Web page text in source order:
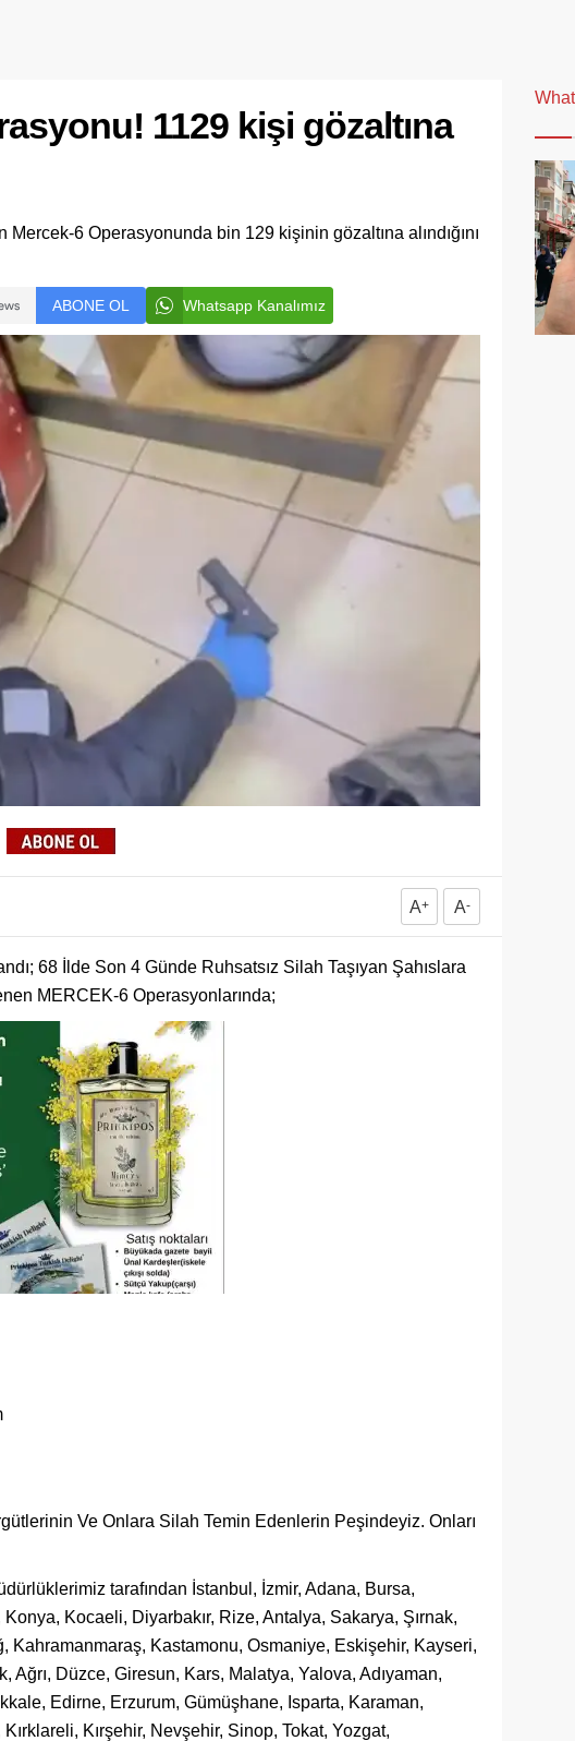
1129 kişi gözaltına
6 Operasyonunda bin 129 kişinin gözaltına alındığını
ABONE OL Whatsapp Kanalımız
A+ A-
68 İlde Son 4 Günde Ruhsatsız Silah Taşıyan Şahıslara
MERCEK-6 Operasyonlarında;
Ve Onlara Silah Temin Edenlerin Peşindeyiz. Onları
tarafından İstanbul, İzmir, Adana, Bursa,
Kocaeli, Diyarbakır, Rize, Antalya, Sakarya, Şırnak,
Kahramanmaraş, Kastamonu, Osmaniye, Eskişehir, Kayseri,
Ağrı, Düzce, Giresun, Kars, Malatya, Yalova, Adıyaman,
Edirne, Erzurum, Gümüşhane, Isparta, Karaman,
Kırşehir, Nevşehir, Sinop, Tokat, Yozgat,